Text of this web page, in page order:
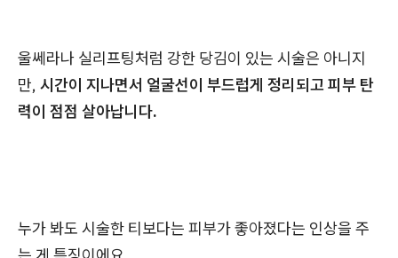
울쎄라나 실리프팅처럼 강한 당김이 있는 시술은 아니지
만, 시간이 지나면서 얼굴선이 부드럽게 정리되고 피부 탄
력이 점점 살아납니다.
누가 봐도 시술한 티보다는 피부가 좋아졌다는 인상을 주